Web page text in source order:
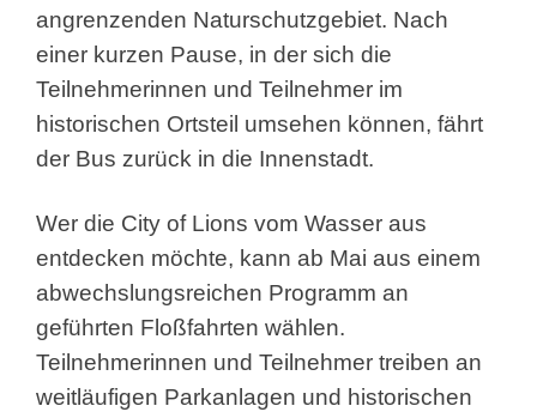
angrenzenden Naturschutzgebiet. Nach
einer kurzen Pause, in der sich die
Teilnehmerinnen und Teilnehmer im
historischen Ortsteil umsehen können, fährt
der Bus zurück in die Innenstadt.
Wer die City of Lions vom Wasser aus
entdecken möchte, kann ab Mai aus einem
abwechslungsreichen Programm an
geführten Floßfahrten wählen.
Teilnehmerinnen und Teilnehmer treiben an
weitläufigen Parkanlagen und historischen